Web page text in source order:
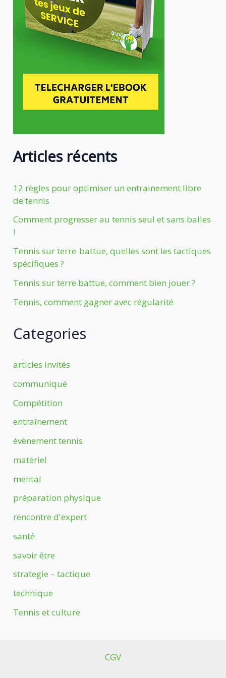
Articles récents
12 règles pour optimiser un entrainement libre
de tennis
Comment progresser au tennis seul et sans balles
!
Tennis sur terre-battue, quelles sont les tactiques
spécifiques ?
Tennis sur terre battue, comment bien jouer ?
Tennis, comment gagner avec régularité
Categories
articles invités
communiqué
Compétition
entraînement
évènement tennis
matériel
mental
préparation physique
rencontre d'expert
santé
savoir être
strategie – tactique
technique
Tennis et culture
CGV